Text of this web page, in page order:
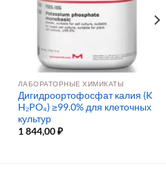
ЛАБОРАТОРНЫЕ ХИМИКАТЫ
Дигидроортофосфат калия (K
H₂PO₄) ≥99.0% для клеточных
культур
1 844,00₽